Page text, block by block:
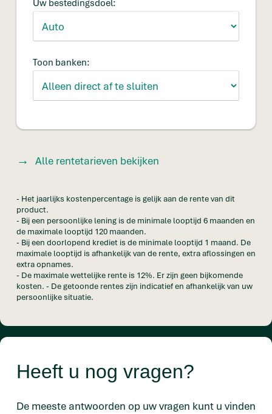
Uw bestedingsdoel:
Toon banken:
Alle rentetarieven bekijken
- Het jaarlijks kostenpercentage is gelijk aan de rente van dit
product.
- Bij een persoonlijke lening is de minimale looptijd 6 maanden en
de maximale looptijd 120 maanden.
- Bij een doorlopend krediet is de minimale looptijd 1 maand. De
maximale looptijd is afhankelijk van de rente, extra aflossingen en
extra opnames.
- De maximale wettelijke rente is 12%. Er zijn geen bijkomende
kosten. - De getoonde rentes zijn indicatief en afhankelijk van uw
persoonlijke situatie.
Heeft u nog vragen?
De meeste antwoorden op uw vragen kunt u vinden